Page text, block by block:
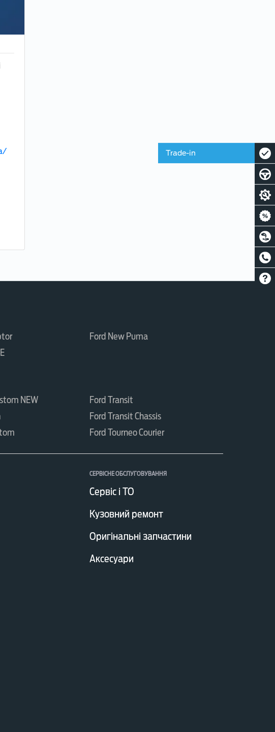
Ford New Puma
NEW
Ford Transit
Ford Transit Chassis
Ford Tourneo Courier
СЕРВІСНЕ ОБСЛУГОВУВАННЯ
Сервіс і ТО
Кузовний ремонт
Оригінальні запчастини
Аксесуари
Trade-in